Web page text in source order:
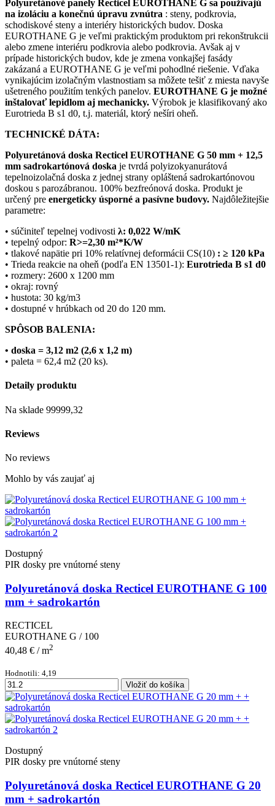
Polyuretánové panely Recticel EUROTHANE G sa používajú
na izoláciu a konečnú úpravu zvnútra : steny, podkrovia,
schodiskové steny a interiéry historických budov. Doska
EUROTHANE G je veľmi praktickým produktom pri rekonštrukcii
alebo zmene interiéru podkrovia alebo podkrovia. Avšak aj v
prípade historických budov, kde je zmena vonkajšej fasády
zakázaná a EUROTHANE G je veľmi pohodlné riešenie. Vďaka
vynikajúcim izolačným vlastnostiam sa môžete tešiť z miesta navyše
ušetreného použitím tenkých panelov. EUROTHANE G je možné
inštalovať lepidlom aj mechanicky. Výrobok je klasifikovaný ako
Eurotrieda B s1 d0, t.j. materiál, ktorý nešíri oheň.
TECHNICKÉ DÁTA:
Polyuretánová doska Recticel EUROTHANE G 50 mm + 12,5
mm sadrokartónová doska je tvrdá polyizokyanurátová
tepelnoizolačná doska z jednej strany opláštená sadrokartónovou
doskou s parozábranou. 100% bezfreónová doska. Produkt je
určený pre energeticky úsporné a pasívne budovy. Najdôležitejšie
parametre:
• súčiniteľ tepelnej vodivosti λ: 0,022 W/mK
• tepelný odpor: R>=2,30 m²*K/W
• tlakové napätie pri 10% relatívnej deformácii CS(10) : ≥ 120 kPa
• Trieda reakcie na oheň (podľa EN 13501-1): Eurotrieda B s1 d0
• rozmery: 2600 x 1200 mm
• okraj: rovný
• hustota: 30 kg/m3
• dostupné v hrúbkach od 20 do 120 mm.
SPÔSOB BALENIA:
• doska = 3,12 m2 (2,6 x 1,2 m)
• paleta = 62,4 m2 (20 ks).
Detaily produktu
Na sklade 99999,32
Reviews
No reviews
Mohlo by vás zaujať aj
Dostupný
PIR dosky pre vnútorné steny
Polyuretánová doska Recticel EUROTHANE G 100
mm + sadrokartón
RECTICEL
EUROTHANE G / 100
40,48 € / m2
Hodnotili: 4,19
Vložiť do košíka
Dostupný
PIR dosky pre vnútorné steny
Polyuretánová doska Recticel EUROTHANE G 20
mm + sadrokartón